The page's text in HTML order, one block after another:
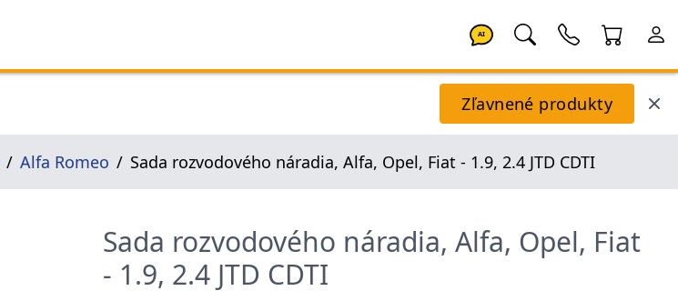
AI
Zľavnené produkty
Alfa Romeo Sada rozvodového náradia, Alfa, Opel, Fiat - 1.9, 2.4 JTD CDTI
Sada rozvodového náradia, Alfa, Opel, Fiat
- 1.9, 2.4 JTD CDTI